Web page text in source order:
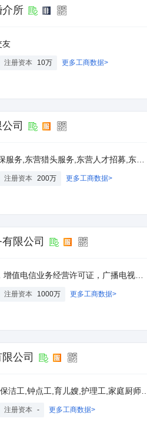
介所
友
注册资本 10万 更多工商数据>
司
才招募,东营灵活用工,东营人事外包,东营人事代理,东营劳务外包,东营薪酬外包
注册资本 200万 更多工商数据>
限公司
务经营许可证，广播电视节目制作经营许可证办理咨询
注册资本 1000万 更多工商数据>
公司
,钟点工,育儿嫂,护理工,家庭厨师,搬家疏通
注册资本 - 更多工商数据>